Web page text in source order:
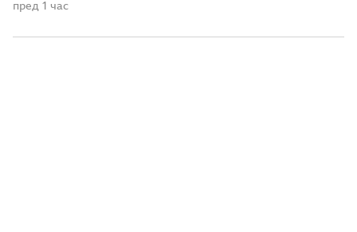
современата македонска уметност. 1903 – Европскиот
1903 година европската јавност ги добила првите
пред 1 час